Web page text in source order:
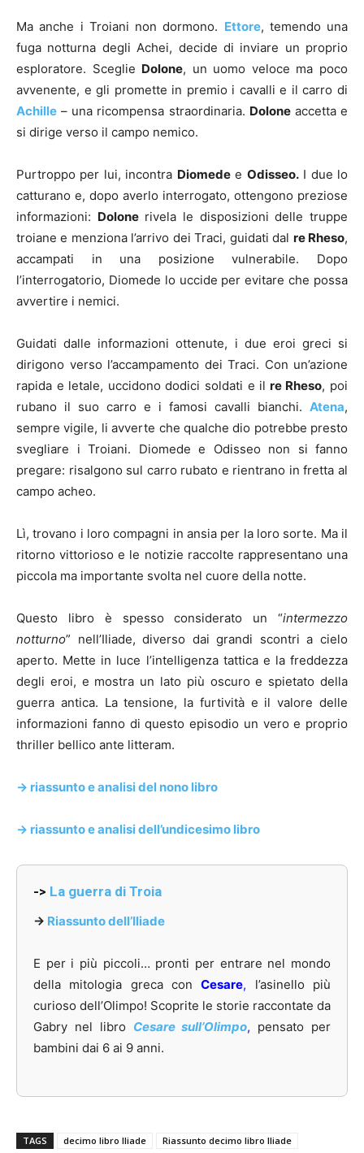
Ma anche i Troiani non dormono. Ettore, temendo una
fuga notturna degli Achei, decide di inviare un proprio
esploratore. Sceglie Dolone, un uomo veloce ma poco
avvenente, e gli promette in premio i cavalli e il carro di
Achille – una ricompensa straordinaria. Doloneaccetta e
si dirige verso il campo nemico.
Purtroppo per lui, incontra Diomedee Odisseo.I due lo
catturano e, dopo averlo interrogato, ottengono preziose
informazioni: Dolonerivela le disposizioni delle truppe
troiane e menziona l’arrivo dei Traci, guidati dal re Rheso,
accampati in una posizione vulnerabile. Dopo
l’interrogatorio, Diomede lo uccide per evitare che possa
avvertire i nemici.
Guidati dalle informazioni ottenute, i due eroi greci si
dirigono verso l’accampamento dei Traci. Con un’azione
rapida e letale, uccidono dodici soldati e il re Rheso, poi
rubano il suo carro e i famosi cavalli bianchi. Atena,
sempre vigile, li avverte che qualche dio potrebbe presto
svegliare i Troiani. Diomede e Odisseo non si fanno
pregare: risalgono sul carro rubato e rientrano in fretta al
campo acheo.
Lì, trovano i loro compagni in ansia per la loro sorte. Ma il
ritorno vittorioso e le notizie raccolte rappresentano una
piccola ma importante svolta nel cuore della notte.
Questo libro è spesso considerato un “intermezzo
notturno” nell’Iliade, diverso dai grandi scontri a cielo
aperto. Mette in luce l’intelligenza tattica e la freddezza
degli eroi, e mostra un lato più oscuro e spietato della
guerra antica. La tensione, la furtività e il valore delle
informazioni fanno di questo episodio un vero e proprio
thriller bellico ante litteram.
-> riassunto e analisi del nono libro
-> riassunto e analisi dell’undicesimo libro
-> La guerra di Troia
-> Riassunto dell’Iliade
E per i più piccoli… pronti per entrare nel mondo
della mitologia greca conCesare, l’asinello più
curioso dell’Olimpo! Scoprite le storie raccontate da
Gabry nel libro Cesare sull’Olimpo, pensato per
bambini dai 6 ai 9 anni.
TAGS decimo libro Iliade Riassunto decimo libro Iliade